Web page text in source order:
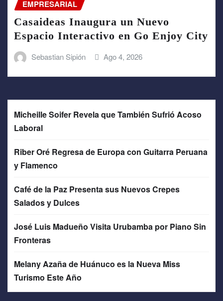
EMPRESARIAL
Casaideas Inaugura un Nuevo
Espacio Interactivo en Go Enjoy City
Sebastian Sipión Ago 4, 2026
Micheille Soifer Revela que También Sufrió Acoso
Laboral
Riber Oré Regresa de Europa con Guitarra Peruana
y Flamenco
Café de la Paz Presenta sus Nuevos Crepes
Salados y Dulces
José Luis Madueño Visita Urubamba por Piano Sin
Fronteras
Melany Azaña de Huánuco es la Nueva Miss
Turismo Este Año